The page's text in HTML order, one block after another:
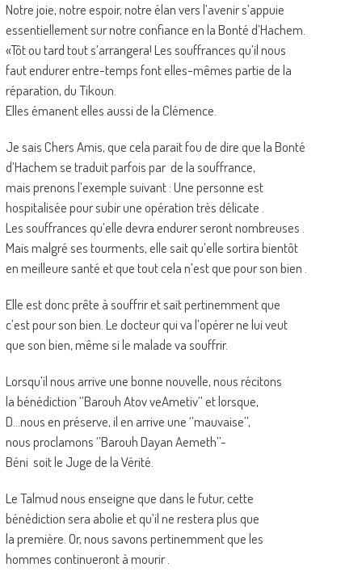
Notre joie, notre espoir, notre élan vers l’avenir s’appuie
essentiellement sur notre confiance en la Bonté d’Hachem.
«Tôt ou tard tout s’arrangera! Les souffrances qu’il nous
faut endurer entre-temps font elles-mêmes partie de la
réparation, du Tikoun.
Elles émanent elles aussi de la Clémence.
Je sais Chers Amis, que cela parait fou de dire que la Bonté
d’Hachem se traduit parfois par de la souffrance,
mais prenons l’exemple suivant : Une personne est
hospitalisée pour subir une opération très délicate .
Les souffrances qu’elle devra endurer seront nombreuses .
Mais malgré ses tourments, elle sait qu’elle sortira bientôt
en meilleure santé et que tout cela n’est que pour son bien .
Elle est donc prête à souffrir et sait pertinemment que
c’est pour son bien. Le docteur qui va l’opérer ne lui veut
que son bien, même si le malade va souffrir.
Lorsqu’il nous arrive une bonne nouvelle, nous récitons
la bénédiction ‘’Barouh Atov veAmetiv’’ et lorsque,
D…nous en préserve, il en arrive une ‘’mauvaise’’,
nous proclamons ‘’Barouh Dayan Aemeth’’-
Béni soit le Juge de la Vérité.
Le Talmud nous enseigne que dans le futur, cette
bénédiction sera abolie et qu’il ne restera plus que
la première. Or, nous savons pertinemment que les
hommes continueront à mourir .